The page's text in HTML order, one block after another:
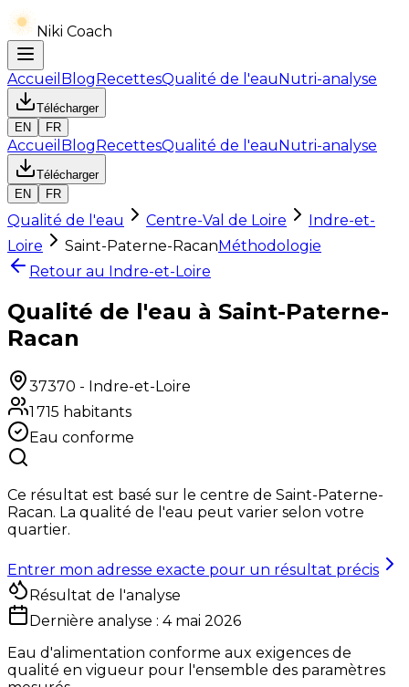
Niki Coach
Accueil BlogRecettesQualité de l'eauNutri-analyse
Télécharger
EN
FR
Accueil BlogRecettesQualité de l'eauNutri-analyse
Télécharger
EN
FR
Qualité de l'eau Centre-Val de Loire
Indre-et-
Loire
Saint-Paterne-RacanMéthodologie
Retour au Indre-et-Loire
Qualité de l'eau à Saint-Paterne-
Racan
37370 - Indre-et-Loire
1 715 habitants
Eau conforme
Ce résultat est basé sur le centre de Saint-Paterne-
Racan. La qualité de l'eau peut varier selon votre
quartier.
Entrer mon adresse exacte pour un résultat précis
Résultat de l'analyse
Dernière analyse : 4 mai 2026
Eau d'alimentation conforme aux exigences de
qualité en vigueur pour l'ensemble des paramètres